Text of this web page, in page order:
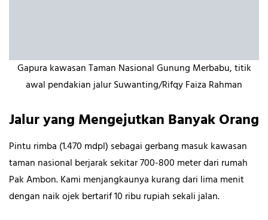
Gapura kawasan Taman Nasional Gunung Merbabu, titik
awal pendakian jalur Suwanting/Rifqy Faiza Rahman
Jalur yang Mengejutkan Banyak Orang
Pintu rimba (1.470 mdpl) sebagai gerbang masuk kawasan
taman nasional berjarak sekitar 700-800 meter dari rumah
Pak Ambon. Kami menjangkaunya kurang dari lima menit
dengan naik ojek bertarif 10 ribu rupiah sekali jalan.